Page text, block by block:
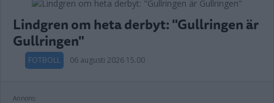
Lindgren om heta derbyt: "Gullringen är
Gullringen"
FOTBOLL 06 augusti 2026 15.00
Annons: